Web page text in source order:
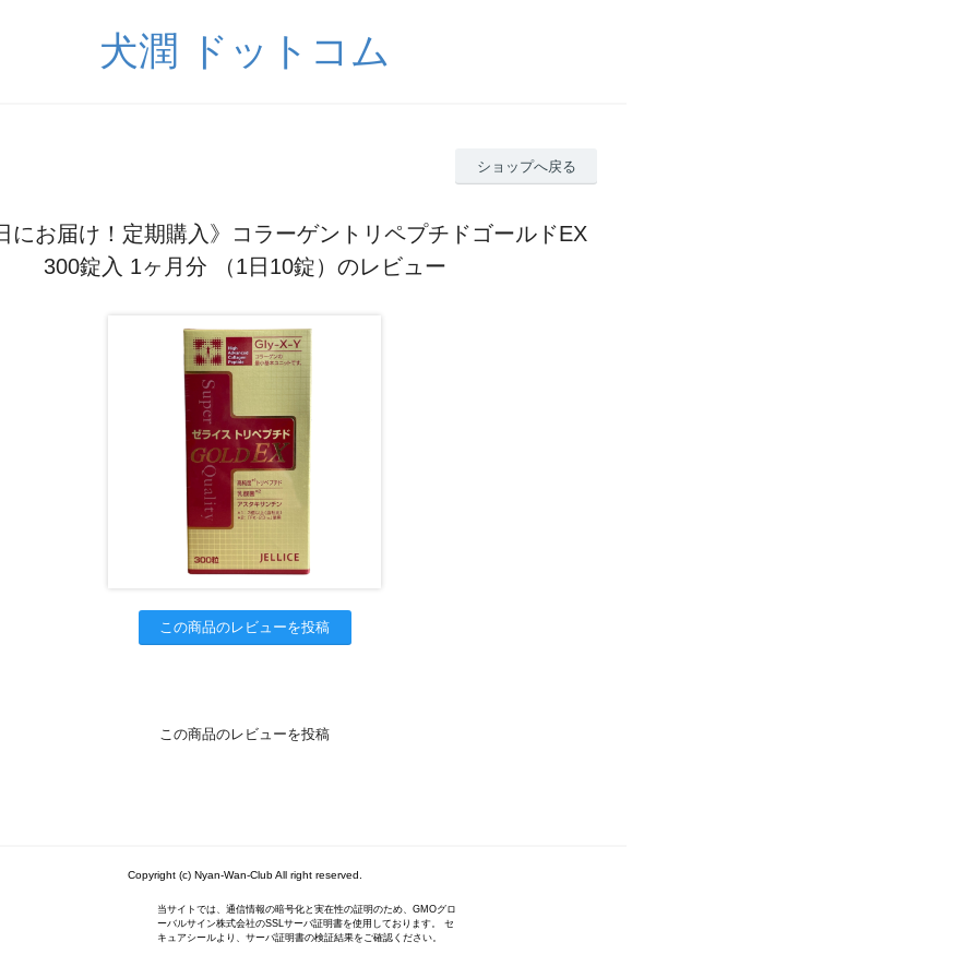
犬潤 ドットコム
ショップへ戻る
にお届け！定期購入》コラーゲントリペプチドゴールドEX
300錠入 1ヶ月分 （1日10錠）のレビュー
この商品のレビューを投稿
この商品のレビューを投稿
Copyright (c) Nyan-Wan-Club All right reserved.
当サイトでは、通信情報の暗号化と実在性の証明のため、GMOグロ
ーバルサイン株式会社のSSLサーバ証明書を使用しております。 セ
キュアシールより、サーバ証明書の検証結果をご確認ください。